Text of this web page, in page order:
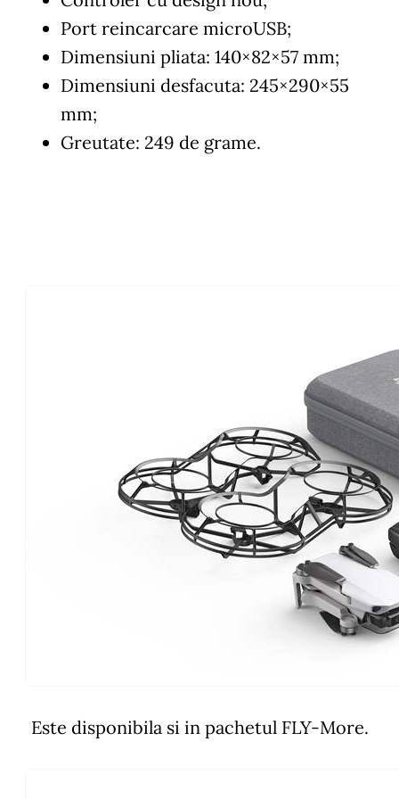
Port reincarcare microUSB;
Dimensiuni pliata: 140×82×57 mm;
Dimensiuni desfacuta: 245×290×55
mm;
Greutate: 249 de grame.
Este disponibila si in pachetul FLY-More.